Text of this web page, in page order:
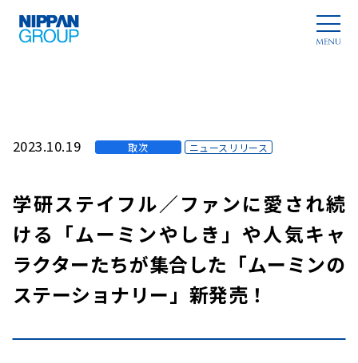
2023.10.19 取次 ニュースリリース
学研ステイフル／ファンに愛され続
ける「ムーミンやしき」や人気キャ
ラクターたちが集合した「ムーミンの
ステーショナリー」新発売！